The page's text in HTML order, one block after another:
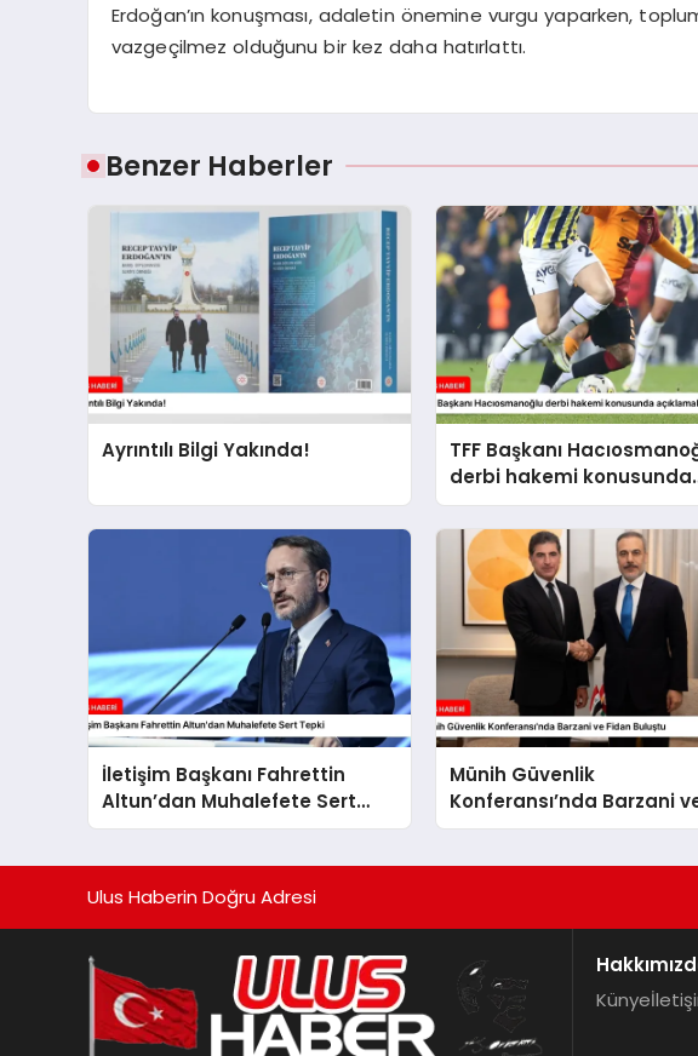
Erdoğan’ın konuşması, adaletin önemine vurgu yaparken,
vazgeçilmez olduğunu bir kez daha hatırlattı.
Benzer Haberler
Ayrıntılı Bilgi Yakında!
TFF Başkanı
derbi hakemi konusunda
açıklamalarda bulundu
İletişim Başkanı Fahrettin
Altun’dan Muhalefete Sert
Tepki
Münih Güvenlik
Konferansı’nda Barzani
Fidan Buluştu
Ulus Haberin Doğru Adresi
Künye